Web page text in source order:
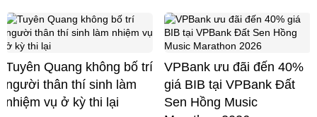
Tuyên Quang không bố trí
người thân thí sinh làm
nhiệm vụ ở kỳ thi lại
VPBank ưu đãi đến 40%
giá BIB tại VPBank Đất
Sen Hồng Music